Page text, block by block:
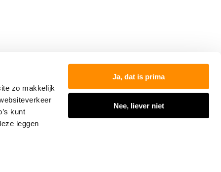
zo makkelijk
kunt
leggen
Ja, dat is prima
Nee, liever niet